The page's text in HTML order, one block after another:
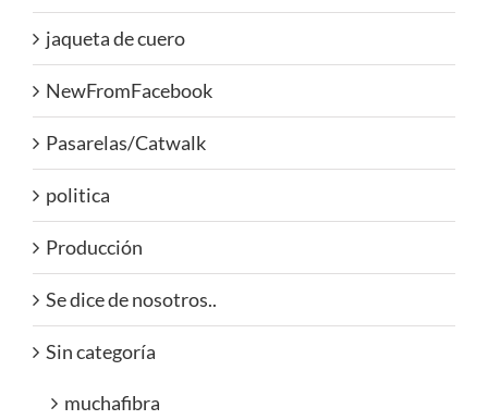
jaqueta de cuero
NewFromFacebook
Pasarelas/Catwalk
politica
Producción
Se dice de nosotros..
Sin categoría
muchafibra